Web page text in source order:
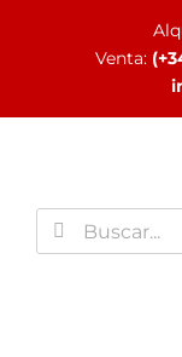
Venta:
Buscar: